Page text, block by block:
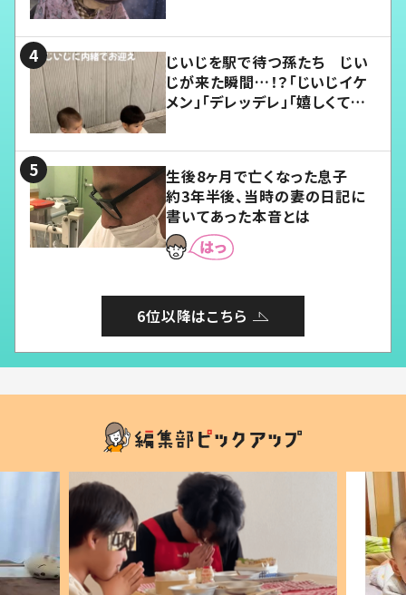
じいじを駅で待つ孫たち じい
じが来た瞬間…！？「じいじイケ
メン」「デレッデレ」「嬉しくて可
生後8ヶ月で亡くなった息子
約3年半後、当時の妻の日記に
書いてあった本音とは
6位以降はこちら